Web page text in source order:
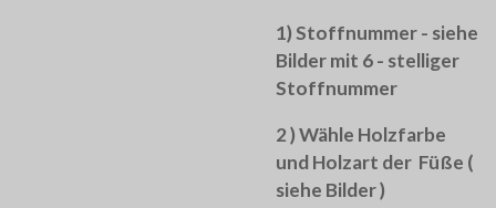
1) Stoffnummer - siehe
Bilder mit 6 - stelliger
Stoffnummer
2 ) Wähle Holzfarbe
und Holzart der Füße (
siehe Bilder )